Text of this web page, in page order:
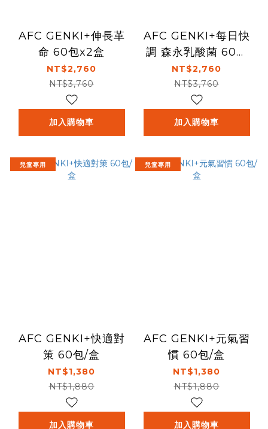
AFC GENKI+伸長革
命 60包x2盒
NT$2,760
NT$3,760
加入購物車
AFC GENKI+每日快
調 森永乳酸菌 60包
x2盒
NT$2,760
NT$3,760
加入購物車
兒童專用
AFC GENKI+快適對
策 60包/盒
NT$1,380
NT$1,880
加入購物車
兒童專用
AFC GENKI+元氣習
慣 60包/盒
NT$1,380
NT$1,880
加入購物車